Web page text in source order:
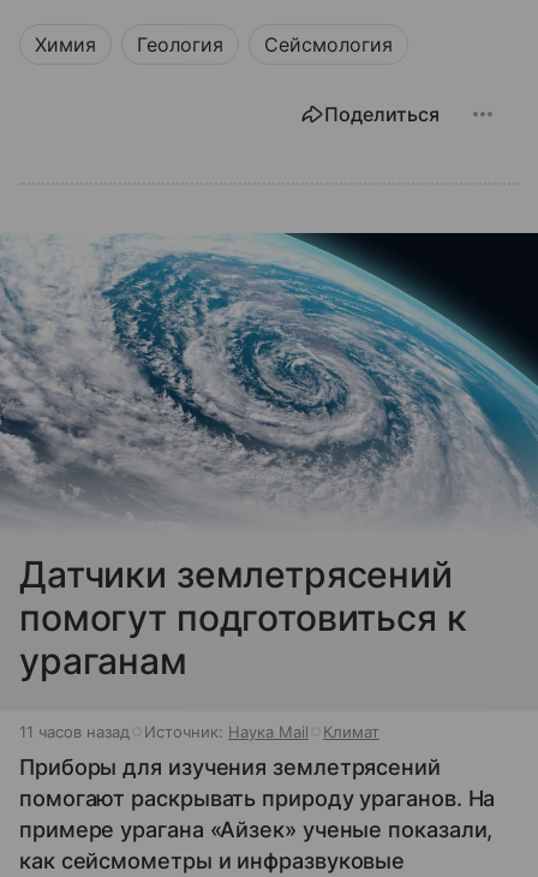
Химия Геология Сейсмология
Поделиться
Датчики землетрясений
помогут подготовиться к
ураганам
11 часов назад Источник: Наука Mail Климат
Приборы для изучения землетрясений
помогают раскрывать природу ураганов. На
примере урагана «Айзек» ученые показали,
как сейсмометры и инфразвуковые